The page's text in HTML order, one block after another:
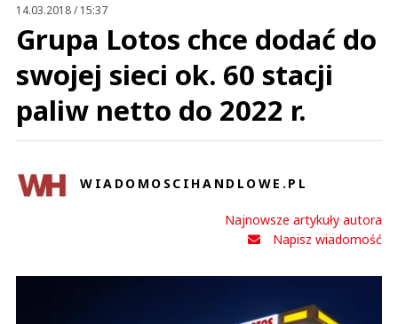
14.03.2018 / 15:37
Grupa Lotos chce dodać do
swojej sieci ok. 60 stacji
paliw netto do 2022 r.
WIADOMOSCIHANDLOWE.PL
Najnowsze artykuły autora
Napisz wiadomość